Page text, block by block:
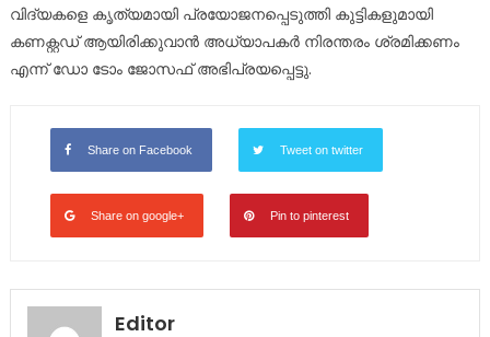
വിദ്യകളെ കൃത്യമായി പ്രയോജനപ്പെടുത്തി കുട്ടികളുമായി
കണക്റ്റഡ് ആയിരിക്കുവാൻ അധ്യാപകർ നിരന്തരം ശ്രമിക്കണം
എന്ന് ഡോ ടോം ജോസഫ് അഭിപ്രയപ്പെട്ടു.
Share on Facebook Tweet on twitter
Share on google+ Pin to pinterest
Editor